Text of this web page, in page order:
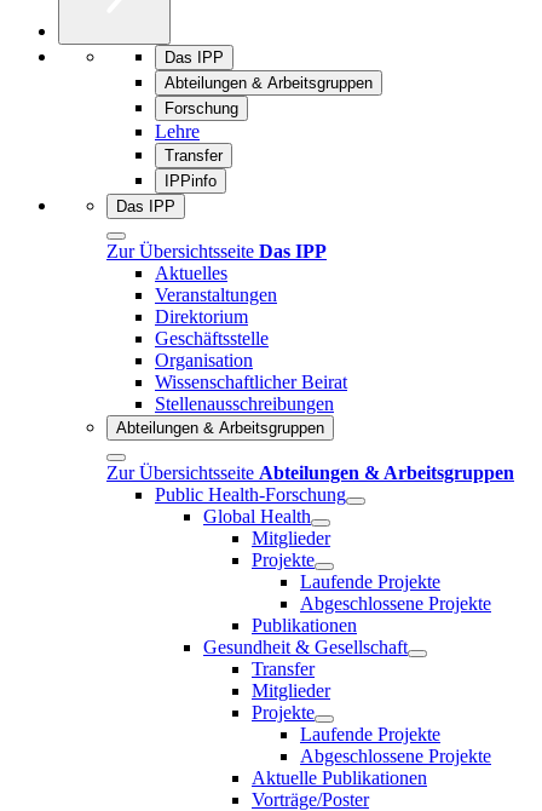
Das IPP
Abteilungen & Arbeitsgruppen
Forschung
Lehre
Transfer
IPPinfo
Das IPP
Zur Übersichtsseite Das IPP
Aktuelles
Veranstaltungen
Direktorium
Geschäftsstelle
Organisation
Wissenschaftlicher Beirat
Stellenausschreibungen
Abteilungen & Arbeitsgruppen
Zur Übersichtsseite Abteilungen & Arbeitsgruppen
Public Health-Forschung
Global Health
Mitglieder
Projekte
Laufende Projekte
Abgeschlossene Projekte
Publikationen
Gesundheit & Gesellschaft
Transfer
Mitglieder
Projekte
Laufende Projekte
Abgeschlossene Projekte
Aktuelle Publikationen
Vorträge/Poster